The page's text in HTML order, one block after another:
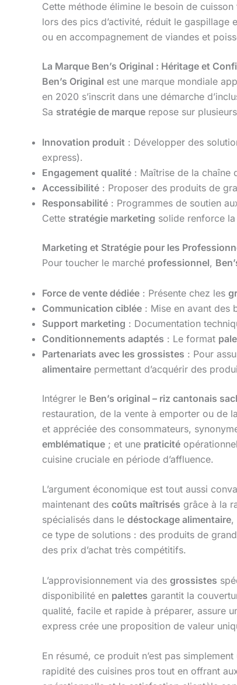
Cette méthode élimine le besoin de
lors des pics d’activité, réduit le gaspillage
ou en accompagnement de viandes et
La Marque Ben’s Original : Héritage et
Ben’s Original est une marque mondiale
en 2020 s’inscrit dans une démarche
Sa stratégie de marque repose sur
Innovation produit : Développer des
express).
Engagement qualité : Maîtrise de la chaîne
Accessibilité : Proposer des produits de
Responsabilité : Programmes de soutien
Cette stratégie marketing solide renforce
Marketing et Stratégie pour les
Pour toucher le marché professionnel,
Force de vente dédiée : Présente chez les
Communication ciblée : Mise en avant des
Support marketing : Documentation
Conditionnements adaptés : Le format
Partenariats avec les grossistes : Pour
alimentaire permettant d’acquérir des
Intégrer le Ben’s original – riz cantonais
restauration, de la vente à emporter ou de
et appréciée des consommateurs,
emblématique ; et une praticité
cuisine cruciale en période d’affluence.
L’argument économique est tout aussi
maintenant des coûts maîtrisés grâce à la
spécialisés dans le déstockage alimentaire,
ce type de solutions : des produits de
des prix d’achat très compétitifs.
L’approvisionnement via des grossistes
disponibilité en palettes garantit la
qualité, facile et rapide à préparer, assure
express crée une proposition de valeur
En résumé, ce produit n’est pas
rapidité des cuisines pros tout en offrant